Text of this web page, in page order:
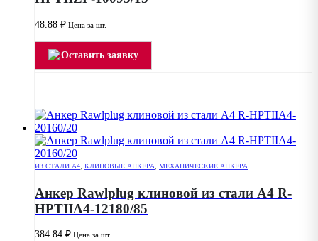
48.88 ₽ Цена за шт.
Оставить заявку
ИЗ СТАЛИ А4 КЛИНОВЫЕ АНКЕРА МЕХАНИЧЕСКИЕ АНКЕРА
Анкер Rawlplug клиновой из стали А4 R-
HPTIIA4-12180/85
384.84 ₽ Цена за шт.